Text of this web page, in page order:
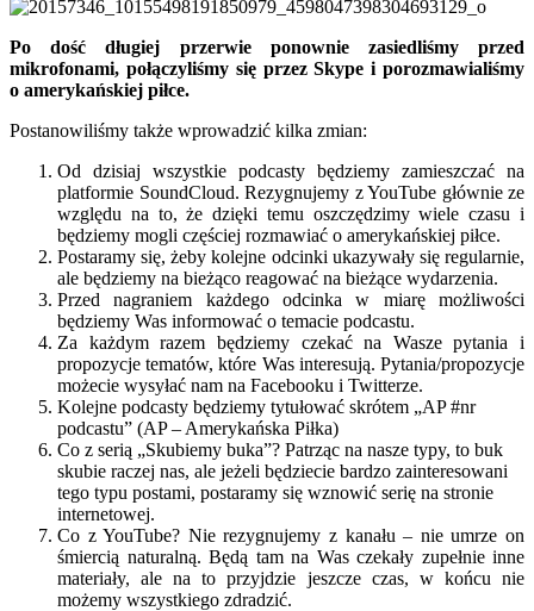
Po dość długiej przerwie ponownie zasiedliśmy przed
mikrofonami, połączyliśmy się przez Skype i porozmawialiśmy
o amerykańskiej piłce.
Postanowiliśmy także wprowadzić kilka zmian:
Od dzisiaj wszystkie podcasty będziemy zamieszczać na
platformie SoundCloud. Rezygnujemy z YouTube głównie ze
względu na to, że dzięki temu oszczędzimy wiele czasu i
będziemy mogli częściej rozmawiać o amerykańskiej piłce.
Postaramy się, żeby kolejne odcinki ukazywały się regularnie,
ale będziemy na bieżąco reagować na bieżące wydarzenia.
Przed nagraniem każdego odcinka w miarę możliwości
będziemy Was informować o temacie podcastu.
Za każdym razem będziemy czekać na Wasze pytania i
propozycje tematów, które Was interesują. Pytania/propozycje
możecie wysyłać nam na Facebooku i Twitterze.
Kolejne podcasty będziemy tytułować skrótem „AP #nr
podcastu” (AP – Amerykańska Piłka)
Co z serią „Skubiemy buka”? Patrząc na nasze typy, to buk
skubie raczej nas, ale jeżeli będziecie bardzo zainteresowani
tego typu postami, postaramy się wznowić serię na stronie
internetowej.
Co z YouTube? Nie rezygnujemy z kanału – nie umrze on
śmiercią naturalną. Będą tam na Was czekały zupełnie inne
materiały, ale na to przyjdzie jeszcze czas, w końcu nie
możemy wszystkiego zdradzić.